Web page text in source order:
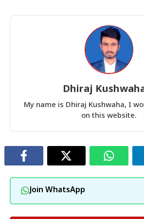
Dhiraj
My name is Dhiraj Kushwaha, I
on this website.
Join WhatsApp